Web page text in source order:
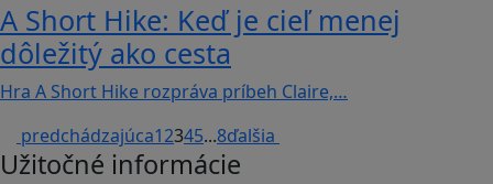
A Short Hike: Keď je cieľ menej
dôležitý ako cesta
Hra A Short Hike rozpráva príbeh Claire,…
predchádzajúca12345...8ďalšia
Užitočné informácie